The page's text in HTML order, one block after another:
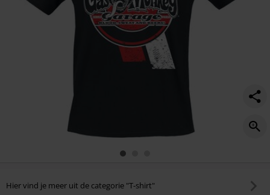
Hier vind je meer uit de categorie "T-shirt"